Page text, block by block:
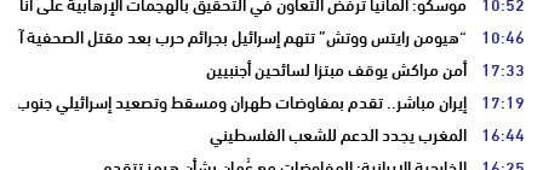
10:46 “هيومن رايتس ووتش” تتهم إسرائيل بجرائم حرب بعد مقتل الصحفية
17:33 أمن مراكش يوقف مبتزا لسائحين أجنبيين
17:19 إيران مباشر.. تقدم بمفاوضات طهران ومسقط وتصعيد إسرائيلي جنوب
16:44 المغرب يجدد الدعم للشعب الفلسطيني